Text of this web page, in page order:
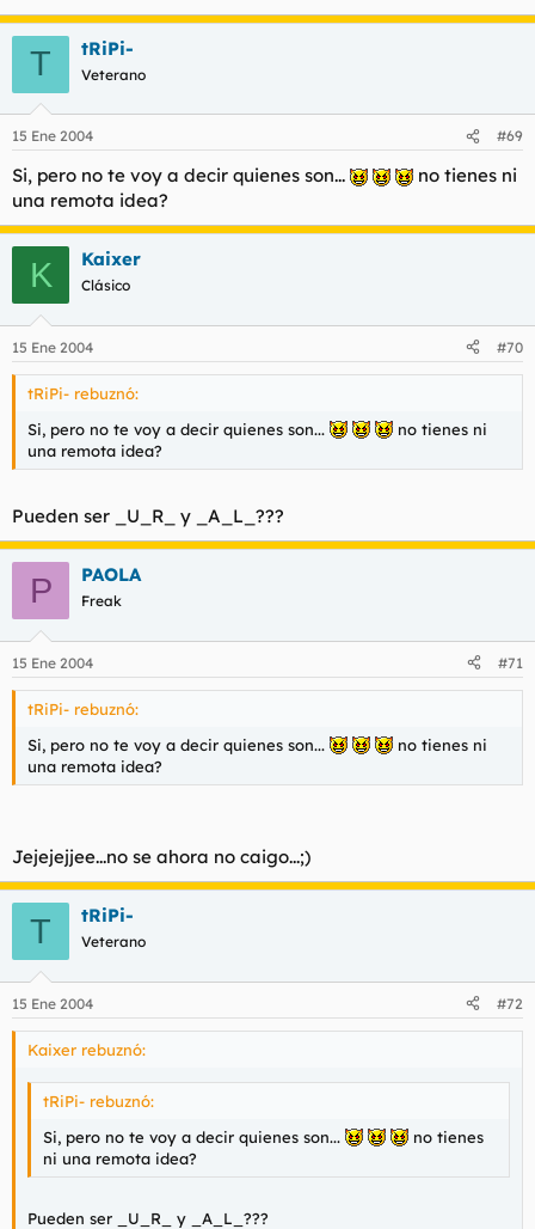
T tRiPi-
Veterano
15 Ene 2004 #69
Si, pero no te voy a decir quienes son...
no tienes ni
una remota idea?
K Kaixer
Clásico
15 Ene 2004 #70
tRiPi- rebuznó:
Si, pero no te voy a decir quienes son...
no tienes ni
una remota idea?
Pueden ser _U_R_ y _A_L_???
P PAOLA
Freak
15 Ene 2004 #71
tRiPi- rebuznó:
Si, pero no te voy a decir quienes son...
no tienes ni
una remota idea?
Jejejejjee...no se ahora no caigo...;)
T tRiPi-
Veterano
15 Ene 2004 #72
Kaixer rebuznó:
tRiPi- rebuznó:
Si, pero no te voy a decir quienes son...
no tienes
ni una remota idea?
Pueden ser _U_R_ y _A_L_???